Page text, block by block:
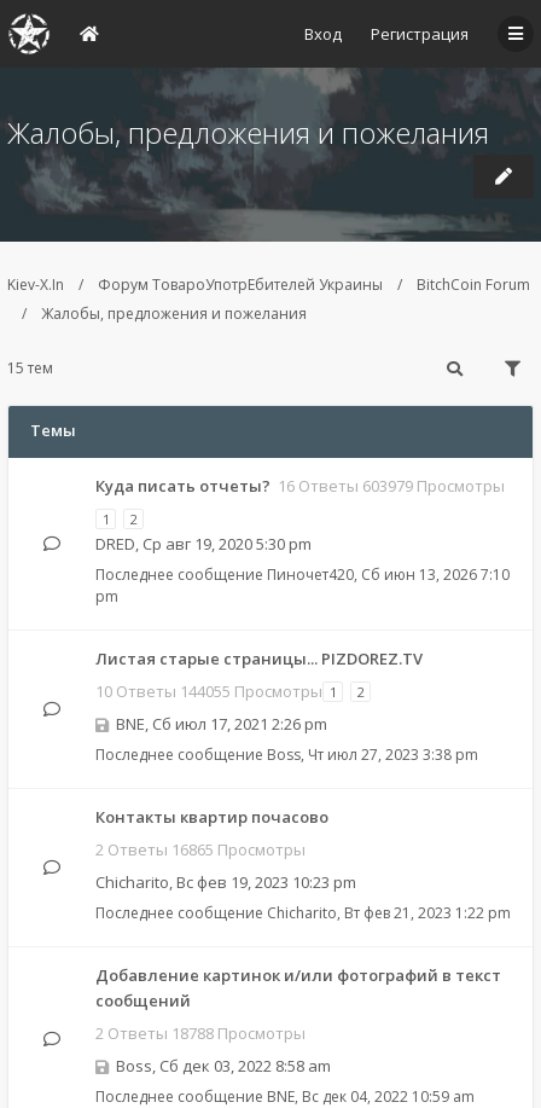
Вход Регистрация
Жалобы, предложения и пожелания
Kiev-X.In Форум ТовароУпотрЕбителей Украины
BitchCoin Forum
Жалобы, предложения и пожелания
15 тем
Темы
Куда писать отчеты? 16 Ответы 603979 Просмотры
1 2
DRED, Ср авг 19, 2020 5:30 pm
Последнее сообщение Пиночет420, Сб июн 13, 2026 7:10
pm
Листая старые страницы... PIZDOREZ.TV
10 Ответы 144055 Просмотры 1 2
BNE, Сб июл 17, 2021 2:26 pm
Последнее сообщение Boss, Чт июл 27, 2023 3:38 pm
Контакты квартир почасово
2 Ответы 16865 Просмотры
Chicharito, Вс фев 19, 2023 10:23 pm
Последнее сообщение Chicharito, Вт фев 21, 2023 1:22 pm
Добавление картинок и/или фотографий в текст
сообщений
2 Ответы 18788 Просмотры
Boss, Сб дек 03, 2022 8:58 am
Последнее сообщение BNE, Вс дек 04, 2022 10:59 am